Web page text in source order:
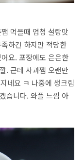
먹을때 엄청 설탕맛
하긴 하지만 적당한
요. 포장에도 은은한
. 근데 사과쨈 오랜만
네요 ㅋ 나중에 생크림
습니다. 와플 느낌 아